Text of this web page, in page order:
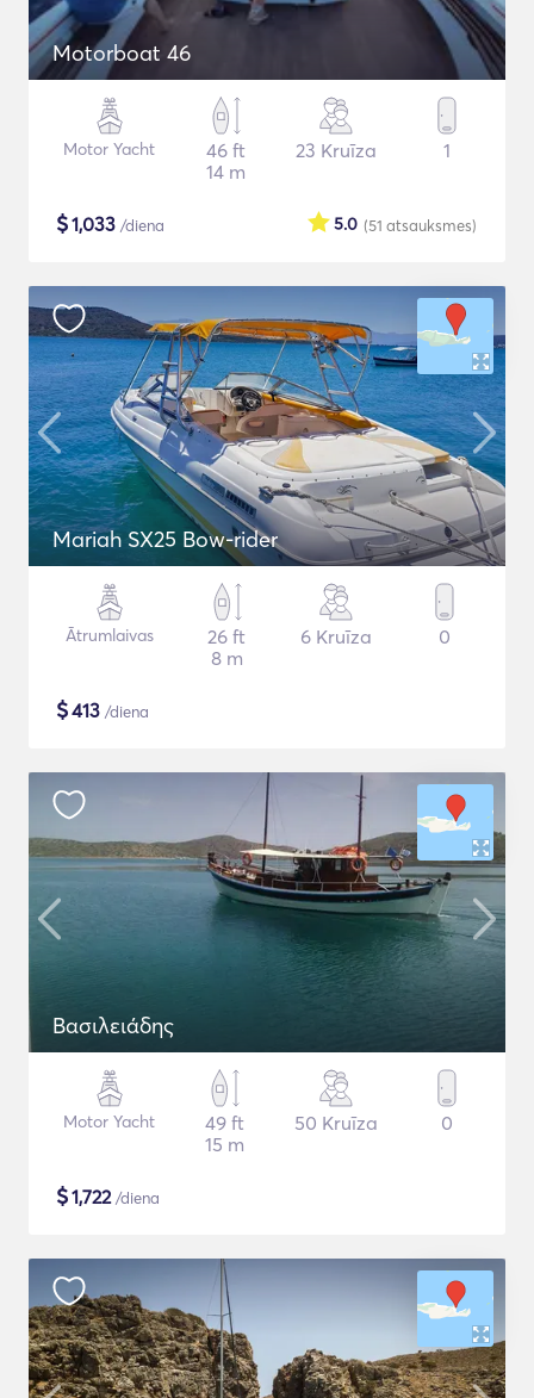
Motorboat 46
Motor Yacht
46 ft
14 m
23 Kruīza 1
$1,033 /diena (51 atsauksmes)
5.0
Mariah SX25 Bow-rider
Ātrumlaivas
26 ft
8 m
6 Kruīza 0
$413 /diena
Βασιλειάδης
Motor Yacht
49 ft
15 m
50 Kruīza 0
$1,722/diena